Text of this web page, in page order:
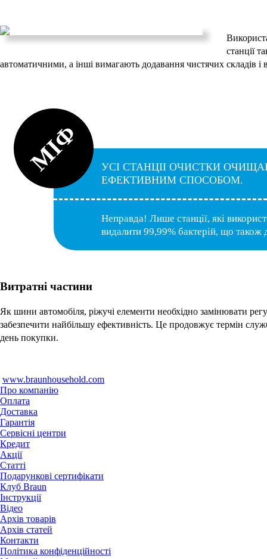
станції
автоматичними, а інші вимагають додавання чистячих складів
МІФ
УСІ СТАНЦІІ ОЧИСТКИ
ЕФЕКТИВНИМ СПОСОБОМ.
Неправда! Лише станції, які
видалити 99,99% бактерій, що
Витратні частини
Як шини автомобіля, ріжучі елементи необхідно замінювати
забезпечити найбільшу ефективність. Це продовжує термін
день покупки.
www.braunhousehold.com
Про компанію
Оплата
Доставка
Гарантія
Сервісні центри
Кредит
Акції
Статті
Подарункові сертифікати
Клуб Braun
Iнструкції
Відео
Архів товарів
Архів статей
Контакти
Політика конфіденційності